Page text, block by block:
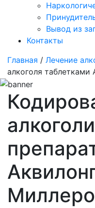
Вывод из
Контакты
Главная / Лечение
алкоголя таблетками